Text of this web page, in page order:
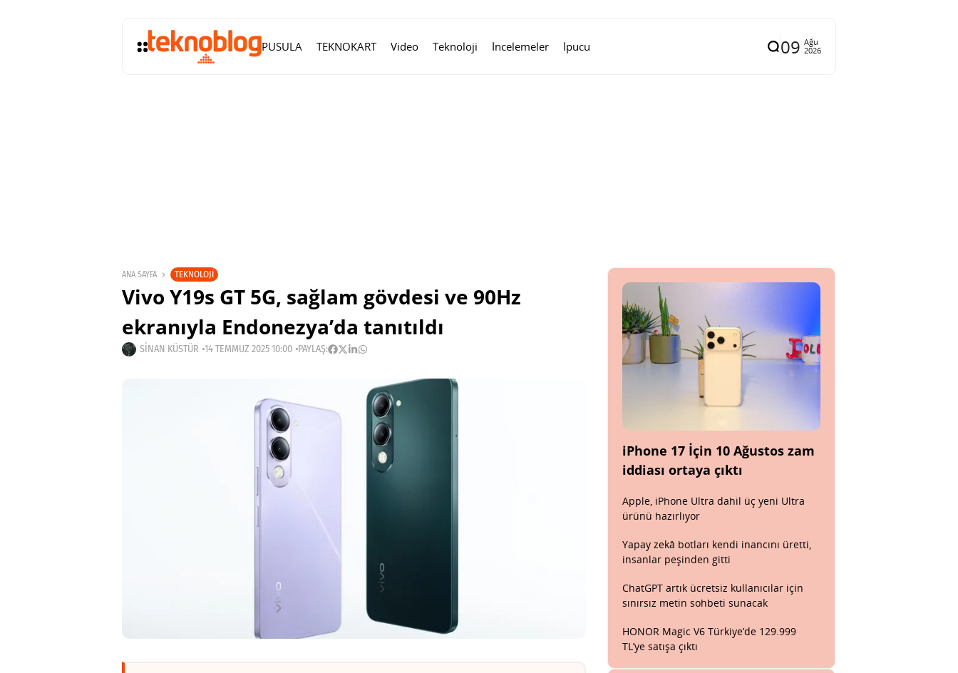
PUSULA TEKNOKART Video Teknoloji İncelemeler İpucu 09 Ağu
2026
ANA SAYFA TEKNOLOJI
Vivo Y19s GT 5G, sağlam gövdesi ve 90Hz
ekranıyla Endonezya’da tanıtıldı
SINAN KÜSTÜR 14 TEMMUZ 2025 10:00 PAYLAŞ:
iPhone 17 İçin 10 Ağustos zam
iddiası ortaya çıktı
Apple, iPhone Ultra dahil üç yeni Ultra
ürünü hazırlıyor
Yapay zekâ botları kendi inancını üretti,
insanlar peşinden gitti
ChatGPT artık ücretsiz kullanıcılar için
sınırsız metin sohbeti sunacak
HONOR Magic V6 Türkiye’de 129.999
TL’ye satışa çıktı